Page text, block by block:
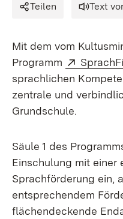
Teilen Text
Mit dem vom
Programm
Extern:
sprachlichen
zentrale und
Grundschule.
Säule 1 des
Einschulung mit einer
Sprachförderung ein,
entsprechendem
flächendeckende